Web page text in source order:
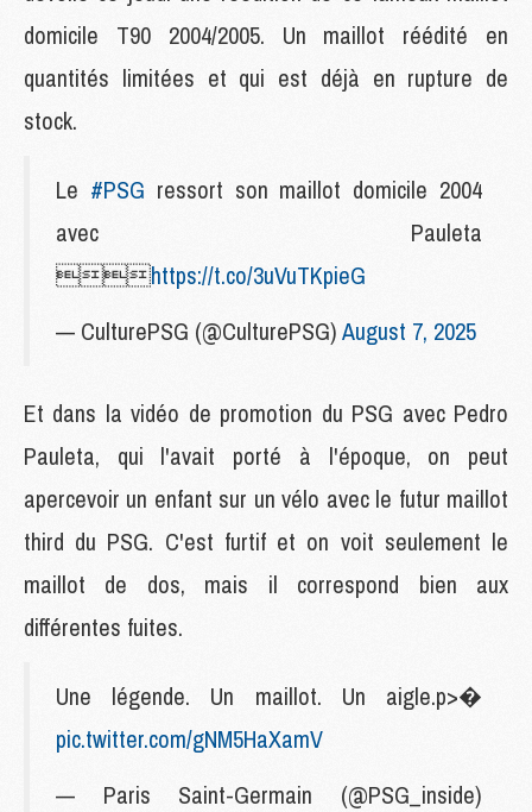
domicile T90 2004/2005. Un maillot réédité en
quantités limitées et qui est déjà en rupture de
stock.
Le #PSG ressort son maillot domicile 2004
avec Pauleta
https://t.co/3uVuTKpieG
— CulturePSG (@CulturePSG)August 7, 2025
Et dans la vidéo de promotion du PSG avec Pedro
Pauleta, qui l'avait porté à l'époque, on peut
apercevoir un enfant sur un vélo avec le futur maillot
third du PSG. C'est furtif et on voit seulement le
maillot de dos, mais il correspond bien aux
différentes fuites.
Une légende. Un maillot. Un aigle.p>�
pic.twitter.com/gNM5HaXamV
— Paris Saint-Germain (@PSG_inside)